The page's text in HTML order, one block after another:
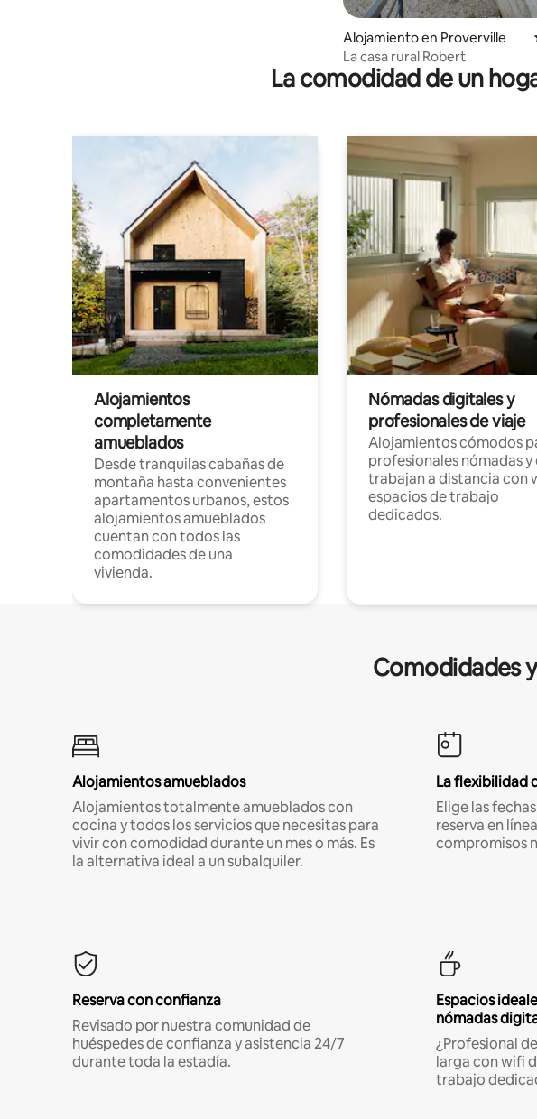
Alojamiento en Proverville
La casa rural Robert
La comodidad de un
Alojamientos
completamente
amueblados
Desde tranquilas cabañas de
montaña hasta convenientes
apartamentos urbanos, estos
alojamientos amueblados
cuentan con todos las
comodidades de una
vivienda.
Nómadas digitales y
profesionales de viaje
Alojamientos cómodos
profesionales nómadas y
trabajan a distancia con
espacios de trabajo
dedicados.
Comodidades
Alojamientos amueblados
Alojamientos totalmente amueblados con
cocina y todos los servicios que necesitas para
vivir con comodidad durante un mes o más. Es
la alternativa ideal a un subalquiler.
La flexibilidad
Elige las
reserva en
compromisos
Reserva con confianza
Revisado por nuestra comunidad de
huéspedes de confianza y asistencia 24/7
durante toda la estadía.
Espacios
nómadas
¿Profesional
larga con wifi
trabajo